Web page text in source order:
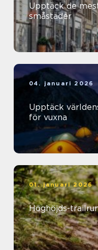
Upptäck de
småstäder
04. januari 2026
Upptäck
för vuxna
01. januari 2026
Höghöjds-